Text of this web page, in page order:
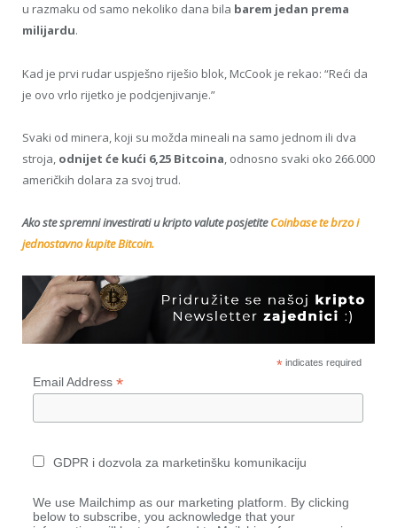
u razmaku od samo nekoliko dana bila barem jedan prema
milijardu.
Kad je prvi rudar uspješno riješio blok, McCook je rekao: “Reći da
je ovo vrlo rijetko je podcjenjivanje.”
Svaki od minera, koji su možda mineali na samo jednom ili dva
stroja, odnijet će kući 6,25 Bitcoina, odnosno svaki oko 266.000
američkih dolara za svoj trud.
Ako ste spremni investirati u kripto valute posjetiteCoinbase te brzo i
jednostavno kupite Bitcoin.
*indicates required
Email Address *
GDPR i dozvola za marketinšku komunikaciju
We use Mailchimp as our marketing platform. By clicking
below to subscribe, you acknowledge that your